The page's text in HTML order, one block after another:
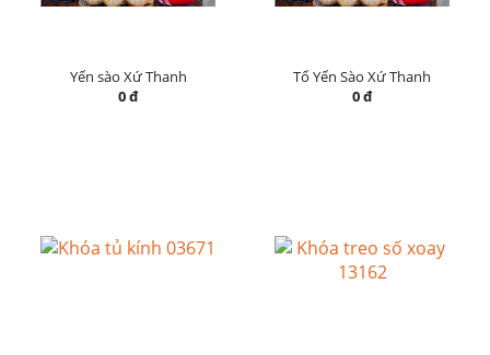
Yến sào Xứ Thanh
0 đ
Tổ Yến Sào Xứ Thanh
0 đ